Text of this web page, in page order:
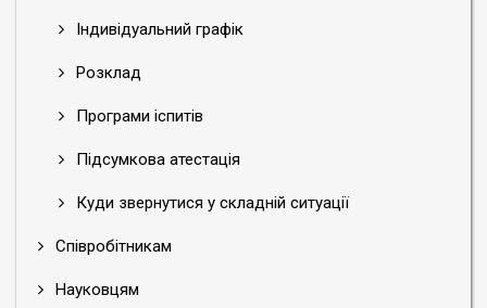
Індивідуальний графік
Розклад
Програми іспитів
Підсумкова атестація
Куди звернутися у складній ситуації
Співробітникам
Науковцям